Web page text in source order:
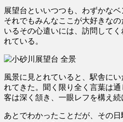
展望台といいつつも、わずかなベ
それでもみんなここが大好きな
いるその心遣いには、訪問して
れている。
風景に見とれていると、駅舎に
れてきた。聞く限り全く言葉は
客は深く頷き、一眼レフを構え続
あとでわかったことだが、その